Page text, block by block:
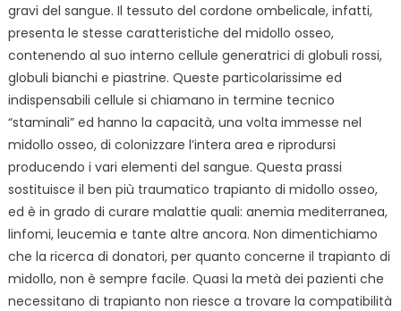
gravi del sangue. Il tessuto del cordone ombelicale, infatti,
presenta le stesse caratteristiche del midollo osseo,
contenendo al suo interno cellule generatrici di globuli rossi,
globuli bianchi e piastrine. Queste particolarissime ed
indispensabili cellule si chiamano in termine tecnico
“staminali” ed hanno la capacità, una volta immesse nel
midollo osseo, di colonizzare l’intera area e riprodursi
producendo i vari elementi del sangue. Questa prassi
sostituisce il ben più traumatico trapianto di midollo osseo,
ed è in grado di curare malattie quali: anemia mediterranea,
linfomi, leucemia e tante altre ancora. Non dimentichiamo
che la ricerca di donatori, per quanto concerne il trapianto di
midollo, non è sempre facile. Quasi la metà dei pazienti che
necessitano di trapianto non riesce a trovare la compatibilità